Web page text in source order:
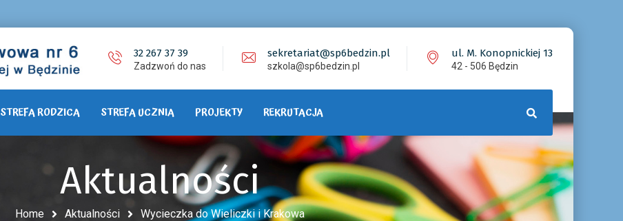
32 267 37 39
Zadzwoń do nas
sekretariat@sp6bedzin.pl
szkola@sp6bedzin.pl
ul. M. Konopnickiej 13
42 - 506 Będzin
STREFA RODZICA STREFA UCZNIA PROJEKTY REKRUTACJA
Aktualności
Home Aktualności Wycieczka do Wieliczki i Krakowa